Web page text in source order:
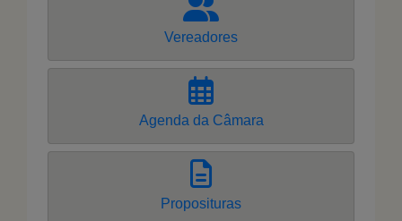
Vereadores
Agenda da Câmara
Proposituras